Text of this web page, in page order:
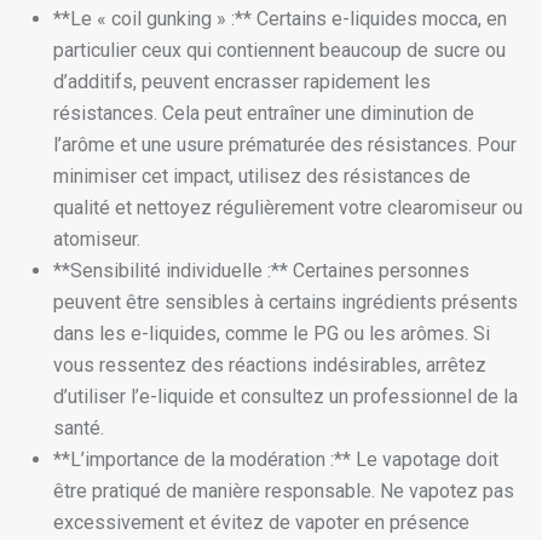
**Le « coil gunking » :** Certains e-liquides mocca, en
particulier ceux qui contiennent beaucoup de sucre ou
d’additifs, peuvent encrasser rapidement les
résistances. Cela peut entraîner une diminution de
l’arôme et une usure prématurée des résistances. Pour
minimiser cet impact, utilisez des résistances de
qualité et nettoyez régulièrement votre clearomiseur ou
atomiseur.
**Sensibilité individuelle :** Certaines personnes
peuvent être sensibles à certains ingrédients présents
dans les e-liquides, comme le PG ou les arômes. Si
vous ressentez des réactions indésirables, arrêtez
d’utiliser l’e-liquide et consultez un professionnel de la
santé.
**L’importance de la modération :** Le vapotage doit
être pratiqué de manière responsable. Ne vapotez pas
excessivement et évitez de vapoter en présence